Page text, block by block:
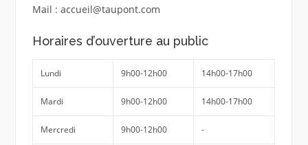
Mail : accueil@taupont.com
Horaires d’ouverture au public
Lundi 9h00-12h00 14h00-17h00
Mardi 9h00-12h00 14h00-17h00
Mercredi 9h00-12h00 -